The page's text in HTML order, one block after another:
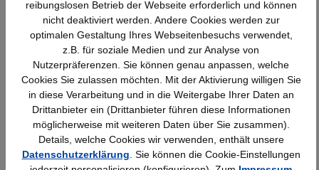
12,02 €*
Produktgalerie überspringen
Ähnliche Artikel
reibungslosen Betrieb der Webseite erforderlich und können
nicht deaktiviert werden. Andere Cookies werden zur
optimalen Gestaltung Ihres Webseitenbesuchs verwendet,
z.B. für soziale Medien und zur Analyse von
Nutzerpräferenzen. Sie können genau anpassen, welche
Cookies Sie zulassen möchten. Mit der Aktivierung willigen Sie
in diese Verarbeitung und in die Weitergabe Ihrer Daten an
Drittanbieter ein (Drittanbieter führen diese Informationen
möglicherweise mit weiteren Daten über Sie zusammen).
Details, welche Cookies wir verwenden, enthält unsere
Datenschutzerklärung . Sie können die Cookie-Einstellungen